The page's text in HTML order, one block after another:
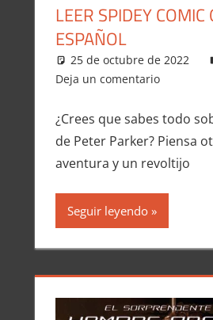
LEER SPIDEY
ESPAÑOL
25 de octubre de 2022
Deja un comentario
¿Crees que sabes todo
de Peter Parker? Piensa
aventura y un revoltijo
Seguir leyendo